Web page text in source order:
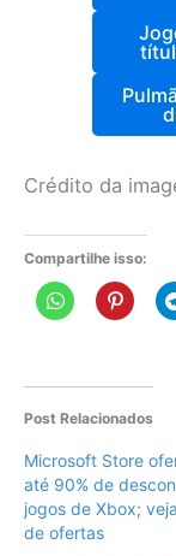
Crédito da
Compartilhe isso:
Post Relacionados
Microsoft Store
até 90% de
jogos de Xbox;
de ofertas